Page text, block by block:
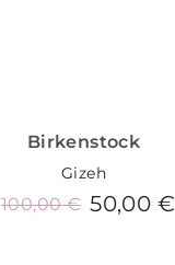
Birkenstock
Gizeh
50,00 €
100,00 €